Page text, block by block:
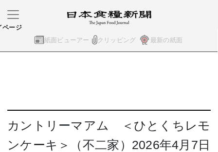
紙面ビューアー クリッピング 最新の紙面
ページ
カントリーマアム ＜ひとくちレモ
ンケーキ＞（不二家）2026年4月7日